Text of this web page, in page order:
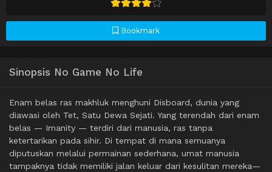
Bookmark
Sinopsis No Game No Life
Enam belas ras makhluk menghuni Disboard, dunia yang
diawasi oleh Tet, Satu Dewa Sejati. Yang terendah dari enam
belas — Imanity — terdiri dari manusia, ras tanpa
ketertarikan pada sihir. Di tempat di mana semuanya
diputuskan melalui permainan sederhana, umat manusia
tampaknya tidak memiliki jalan keluar dari kesulitan mereka—